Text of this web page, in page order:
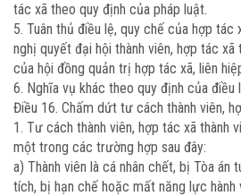
tác xã theo quy định của pháp luật.
5. Tuân thủ điều lệ, quy chế của hợp tác
nghị quyết đại hội thành viên, hợp tác xã
của hội đồng quản trị hợp tác xã, liên
6. Nghĩa vụ khác theo quy định của điều
Điều 16. Chấm dứt tư cách thành viên,
1. Tư cách thành viên, hợp tác xã thành
một trong các trường hợp sau đây:
a) Thành viên là cá nhân chết, bị Tòa án
tích, bị hạn chế hoặc mất năng lực